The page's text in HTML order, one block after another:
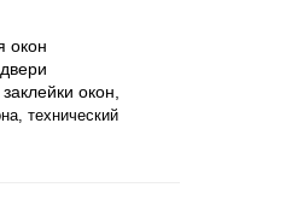
окон
окон,
технический